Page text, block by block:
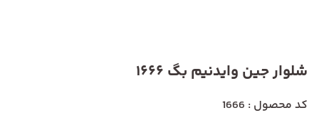
شلوار جین وایدنیم بگ 1666
کد محصول : 1666